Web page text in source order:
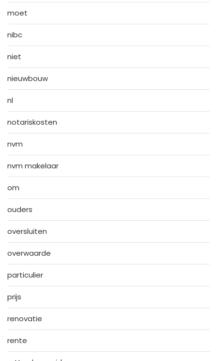
moet
nibc
niet
nieuwbouw
nl
notariskosten
nvm
nvm makelaar
om
ouders
oversluiten
overwaarde
particulier
prijs
renovatie
rente